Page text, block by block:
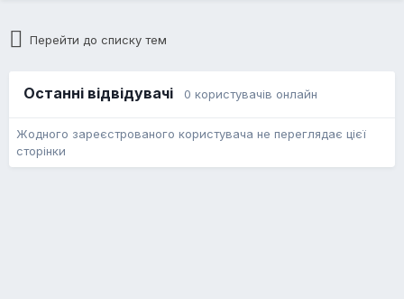
Перейти до списку тем
Останні відвідувачі 0 користувачів онлайн
Жодного зареєстрованого користувача не переглядає цієї
сторінки